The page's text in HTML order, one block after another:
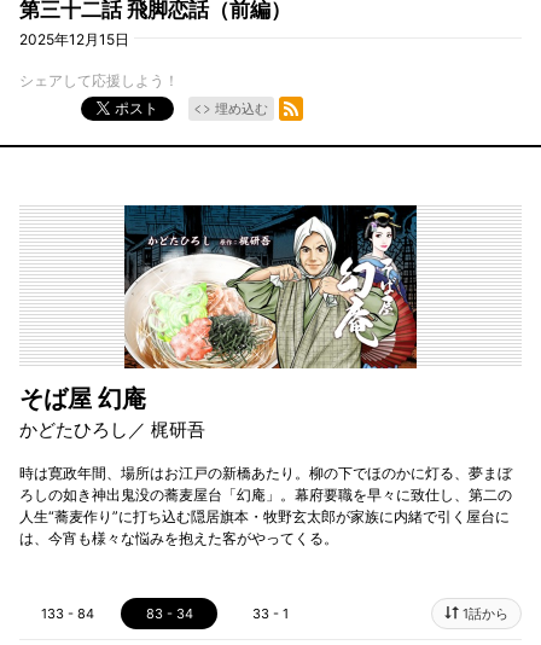
第三十二話 飛脚恋話（前編）
2025年12月15日
シェアして応援しよう！
ポスト
埋め込む
RSSフィード
そば屋 幻庵
かどたひろし／ 梶研吾
時は寛政年間、場所はお江戸の新橋あたり。柳の下でほのかに灯る、夢まぼ
ろしの如き神出鬼没の蕎麦屋台「幻庵」。幕府要職を早々に致仕し、第二の
人生“蕎麦作り”に打ち込む隠居旗本・牧野玄太郎が家族に内緒で引く屋台に
は、今宵も様々な悩みを抱えた客がやってくる。
133 - 84 83 - 34 33 - 1 1話から